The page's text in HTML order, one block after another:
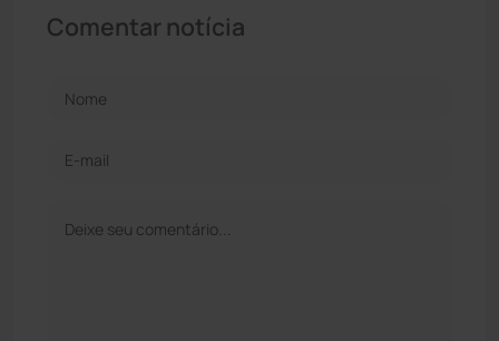
Comentar notícia